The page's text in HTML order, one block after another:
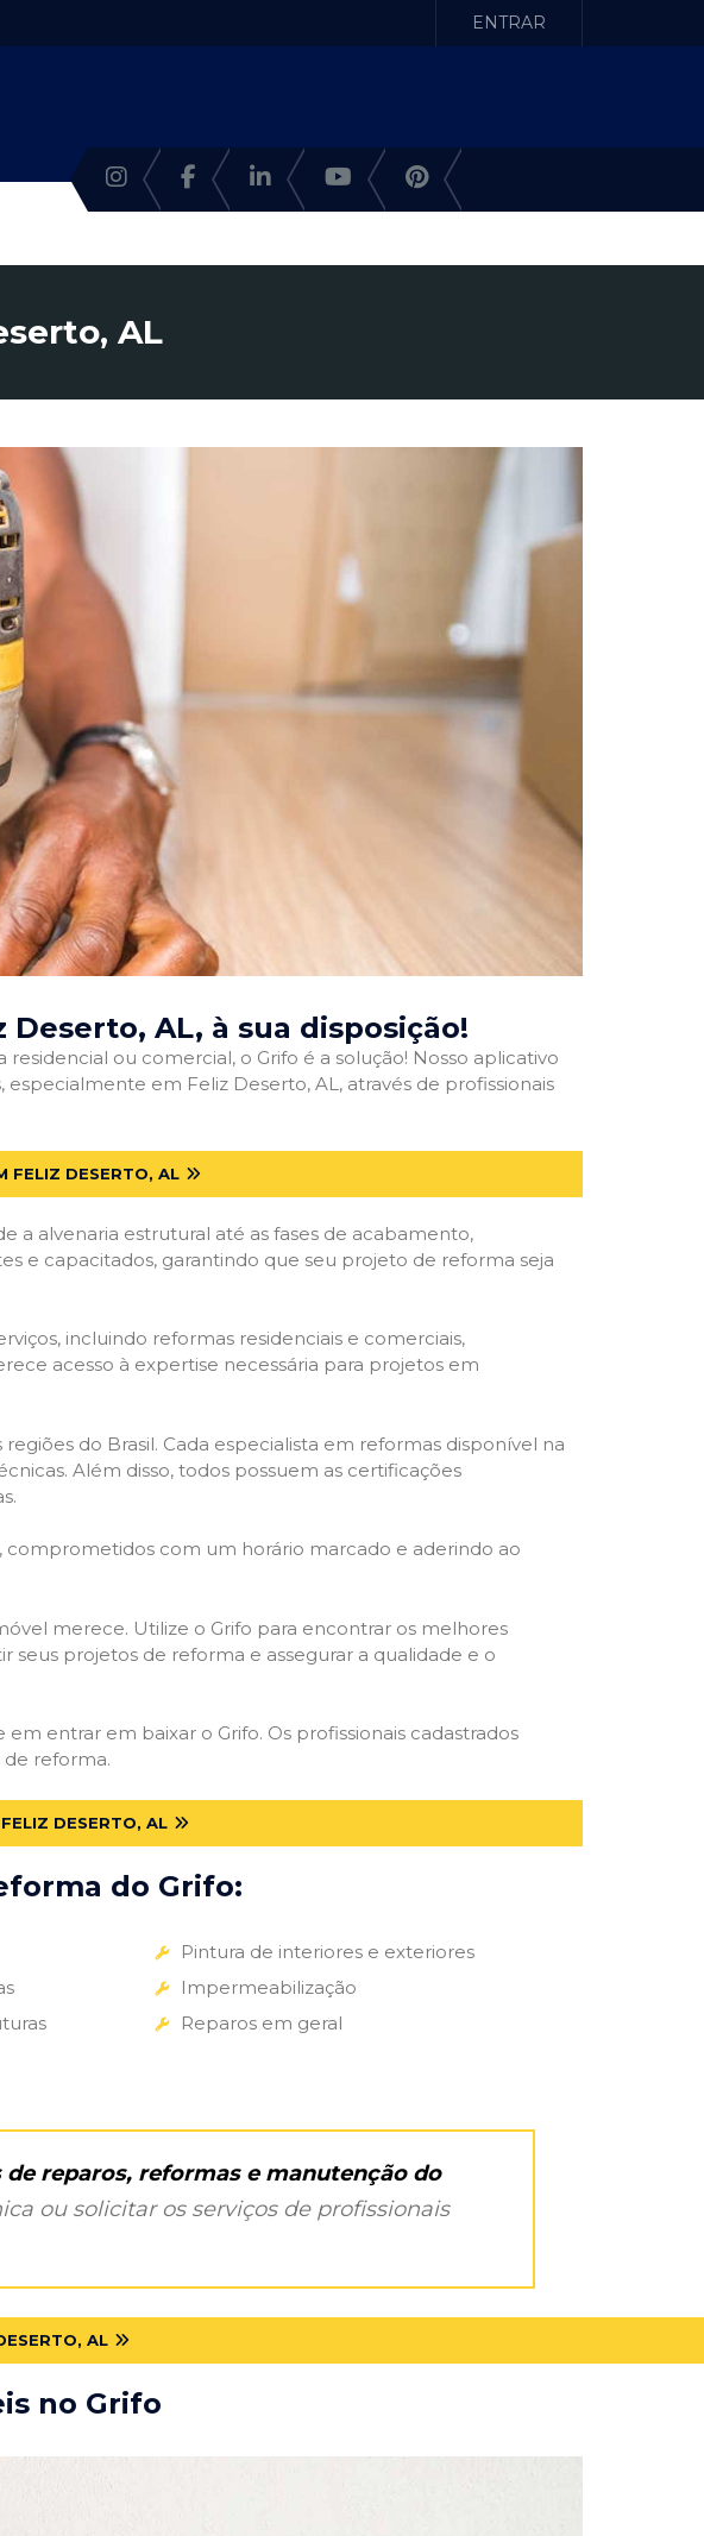
ENTRAR
AL
Deserto, AL, à sua disposição!
residencial ou comercial, o Grifo é a solução! Nosso aplicativo
em Feliz Deserto, AL, através de profissionais
FELIZ DESERTO, AL
a alvenaria estrutural até as fases de acabamento,
e capacitados, garantindo que seu projeto de reforma seja
incluindo reformas residenciais e comerciais,
acesso à expertise necessária para projetos em
do Brasil. Cada especialista em reformas disponível na
Além disso, todos possuem as certificações
comprometidos com um horário marcado e aderindo ao
merece. Utilize o Grifo para encontrar os melhores
seus projetos de reforma e assegurar a qualidade e o
em entrar em baixar o Grifo. Os profissionais cadastrados
de reforma.
DESERTO, AL
do Grifo:
Pintura de interiores e exteriores
Impermeabilização
Reparos em geral
reparos, reformas e manutenção do
ou solicitar os serviços de profissionais
AL
no Grifo